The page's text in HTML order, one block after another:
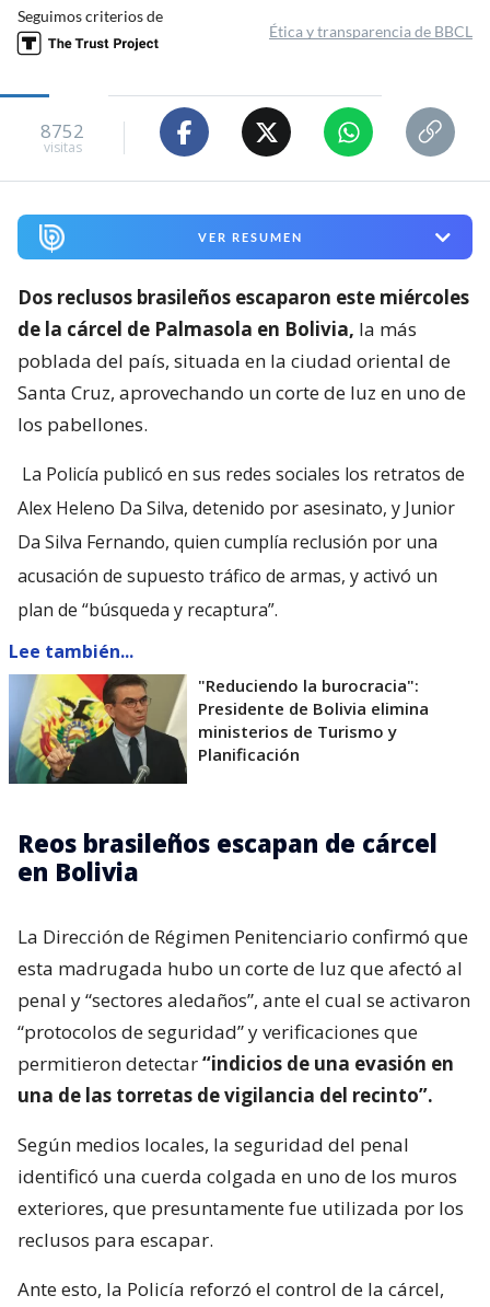
Seguimos criterios de
Ética y transparencia de BBCL
8752
visitas
VER RESUMEN
Dos reclusos brasileños escaparon este miércoles
de la cárcel de Palmasola en Bolivia, la más
poblada del país, situada en la ciudad oriental de
Santa Cruz, aprovechando un corte de luz en uno de
los pabellones.
La Policía publicó en sus redes sociales los retratos de
Alex Heleno Da Silva, detenido por asesinato, y Junior
Da Silva Fernando, quien cumplía reclusión por una
acusación de supuesto tráfico de armas, y activó un
plan de “búsqueda y recaptura”.
Lee también...
"Reduciendo la burocracia":
Presidente de Bolivia elimina
ministerios de Turismo y
Planificación
Reos brasileños escapan de cárcel
en Bolivia
La Dirección de Régimen Penitenciario confirmó que
esta madrugada hubo un corte de luz que afectó al
penal y “sectores aledaños”, ante el cual se activaron
“protocolos de seguridad” y verificaciones que
permitieron detectar“indicios de una evasión en
una de las torretas de vigilancia del recinto”.
Según medios locales, la seguridad del penal
identificó una cuerda colgada en uno de los muros
exteriores, que presuntamente fue utilizada por los
reclusos para escapar.
Ante esto, la Policía reforzó el control de la cárcel,